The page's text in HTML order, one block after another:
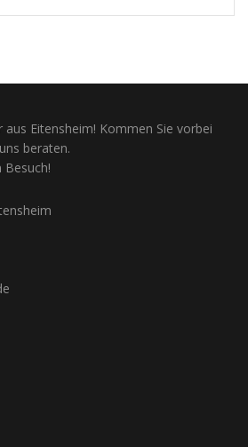
aus Eitensheim! Kommen Sie vorbei
beraten.